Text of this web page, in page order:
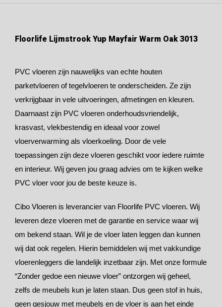
Floorlife Lijmstrook Yup Mayfair Warm Oak 3013
PVC vloeren zijn nauwelijks van echte houten
parketvloeren of tegelvloeren te onderscheiden. Ze zijn
verkrijgbaar in vele uitvoeringen, afmetingen en kleuren.
Daarnaast zijn PVC vloeren onderhoudsvriendelijk,
krasvast, vlekbestendig en ideaal voor zowel
vloerverwarming als vloerkoeling. Door de vele
toepassingen zijn deze vloeren geschikt voor iedere ruimte
en interieur. Wij geven jou graag advies om te kijken welke
PVC vloer voor jou de beste keuze is.
Cibo Vloeren is leverancier van Floorlife PVC vloeren. Wij
leveren deze vloeren met de garantie en service waar wij
om bekend staan. Wil je de vloer laten leggen dan kunnen
wij dat ook regelen. Hierin bemiddelen wij met vakkundige
vloerenleggers die landelijk inzetbaar zijn. Met onze formule
“Zonder gedoe een nieuwe vloer” ontzorgen wij geheel,
zelfs de meubels kun je laten staan. Dus geen stof in huis,
geen gesjouw met meubels en de vloer is aan het einde